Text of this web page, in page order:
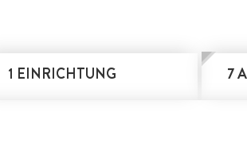
1 EINRICHTUNG 7